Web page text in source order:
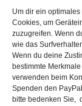
Um dir ein
Cookies, um
zuzugreifen. Wenn
wie das
Wenn du deine
bestimmte
verwenden beim
Spenden den
bitte bedenken Sie,
Startseite
Aktuelles